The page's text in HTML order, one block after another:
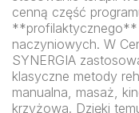
cenną część
**profilaktycznego**
naczyniowych. W
SYNERGIA
klasyczne metody
manualna, masaż,
krzyżowa. Dzięki